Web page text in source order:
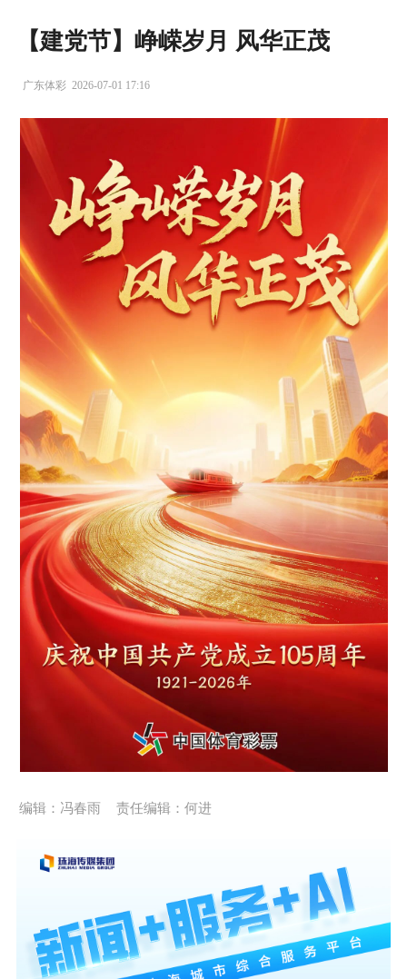
【建党节】峥嵘岁月 风华正茂
广东体彩 2026-07-01 17:16
编辑：冯春雨 责任编辑：何进